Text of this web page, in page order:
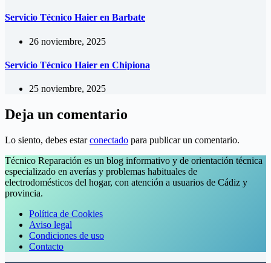
Servicio Técnico Haier en Barbate
26 noviembre, 2025
Servicio Técnico Haier en Chipiona
25 noviembre, 2025
Deja un comentario
Lo siento, debes estarconectado para publicar un comentario.
Técnico Reparación es un blog informativo y de orientación técnica
especializado en averías y problemas habituales de
electrodomésticos del hogar, con atención a usuarios de Cádiz y
provincia.
Política de Cookies
Aviso legal
Condiciones de uso
Contacto